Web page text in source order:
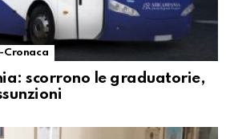
scorrono le graduatorie,